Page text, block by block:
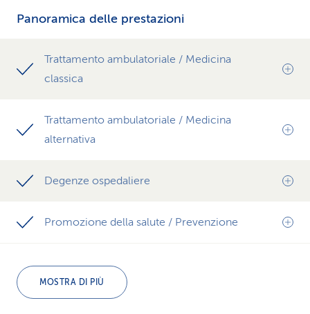
Panoramica delle prestazioni
Trattamento ambulatoriale / Medicina
classica
Trattamento ambulatoriale / Medicina
alternativa
Degenze ospedaliere
Promozione della salute / Prevenzione
MOSTRA DI PIÙ